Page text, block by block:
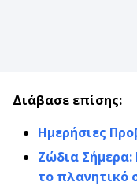
Διάβασε επίσης:
Ημερήσιες
Ζώδια
το πλανητικό